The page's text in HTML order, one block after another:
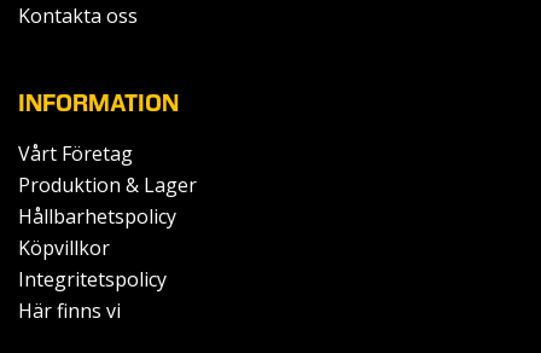
Kontakta oss
INFORMATION
Vårt Företag
Produktion & Lager
Hållbarhetspolicy
Köpvillkor
Integritetspolicy
Här finns vi